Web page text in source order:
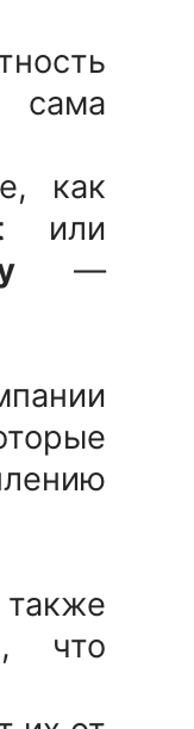
как
или
—
что